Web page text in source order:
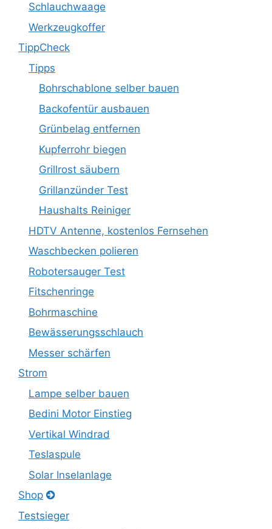
Schlauchwaage
Werkzeugkoffer
TippCheck
Tipps
Bohrschablone selber bauen
Backofentür ausbauen
Grünbelag entfernen
Kupferrohr biegen
Grillrost säubern
Grillanzünder Test
Haushalts Reiniger
HDTV Antenne, kostenlos Fernsehen
Waschbecken polieren
Robotersauger Test
Fitschenringe
Bohrmaschine
Bewässerungsschlauch
Messer schärfen
Strom
Lampe selber bauen
Bedini Motor Einstieg
Vertikal Windrad
Teslaspule
Solar Inselanlage
Shop
Testsieger